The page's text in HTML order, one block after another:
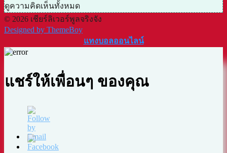
ดูความคิดเห็นทั้งหมด
© 2026 เชียร์ลิเวอร์พูลจริงจัง
Designed by ThemeBoy
แทงบอลออนไลน์
แชร์ให้เพื่อนๆ ของคุณ